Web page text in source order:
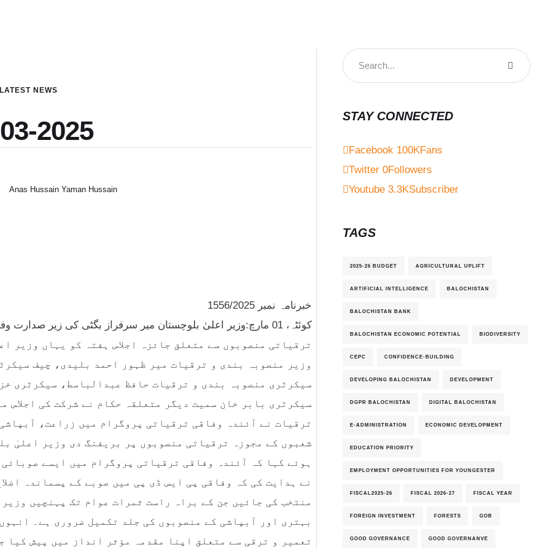
LATEST NEWS
2025
Anas Hussain Yaman Hussain
خبرنامہ نمبر 1556/2025
ترقیاتی منصوبوں سے متعلق جائزہ اجلاس ہفتہ کو یہاں وزیر
وزیر منصوبہ بندی و ترقیات میر ظہور احمد بلیدی، چیف
سیکرٹری منصوبہ بندی و ترقیات حافظ عبدالباسط، سیکرٹری
سیکرٹری بابر خان سمیت دیگر متعلقہ حکام نے شرکت کی اجلاس
ترقیات نے آئندہ وفاقی ترقیاتی پروگرام میں زراعت،
شعبوں کے مجوزہ ترقیاتی منصوبوں پر بریفنگ دی وزیر اعلیٰ
ہوئے کہا کہ آئندہ وفاقی ترقیاتی پروگرام میں ایسے
نے ہدایت کی کہ وفاقی پی ایس ڈی پی میں صوبے کے پسماندہ
منتخب کی جائیں جن کے براہ راست ثمرات عوام تک پہنچیں
بہتری اور آبپاشی کے منصوبوں کی جلد تکمیل ضروری ہے۔
تعمیر و ترقی سے متعلق اپنا مقدمہ مؤثر انداز میں پیش کیا
STAY CONNECTED
Facebook 100KFans
Twitter 0Followers
Youtube 3.3KSubscriber
TAGS
2025-26 BUDGET AGRICULTURAL UPLIFT
ARTIFICIAL INTELLIGENCE BALOCHISTAN
BALOCHISTAN BANK
BALOCHISTAN ECONOMIC POTENTIAL BIODIVERSITY
CEPC CONFIDENCE-BUILDING
DEVELOPING BALOCHISTAN DEVELOPMENT
DGPR BALOCHISTAN DIGITAL BALOCHISTAN
E-ADMINISTRATION ECONOMIC DEVELOPMENT
EDUCATION PRIORITY
EMPLOYMENT OPPORTUNITIES FOR YOUNGESTER
FISCAL2025-26 FISCAL 2026-27 FISCAL YEAR
FOREIGN INVESTMENT FORESTS GOB
GOOD GOVERNANCE GOOD GOVERNANVE